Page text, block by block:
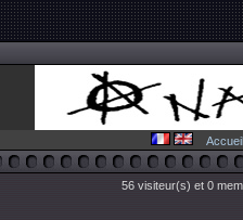
Accueil
56 visiteur(s) et 0